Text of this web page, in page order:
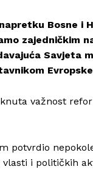
Bosne i
zajedničkim
Savjeta
važnost
potvrdio
i političkih